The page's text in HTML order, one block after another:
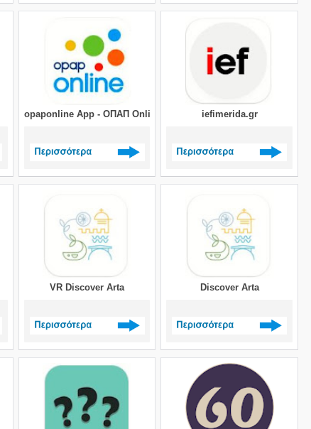
Δείτε περισσότερα > Δείτε περισσότερα >
opaponline App - ΟΠΑΠ Online
Δείτε περισσότερα >
iefimerida.gr
Δείτε περισσότερα >
VR Discover Arta
Δείτε περισσότερα >
Discover Arta
Δείτε περισσότερα >